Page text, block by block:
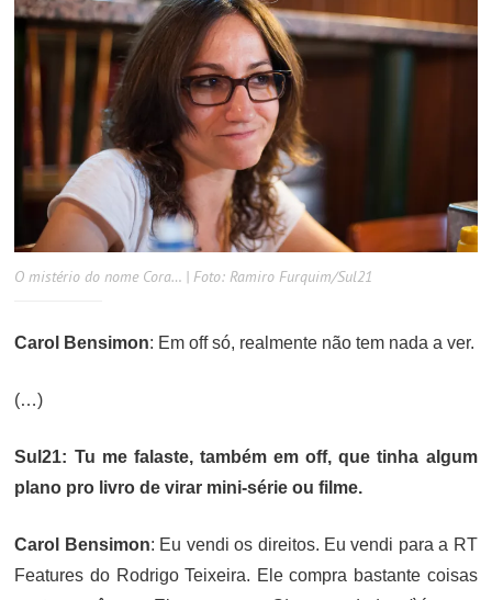
O mistério do nome Cora… | Foto: Ramiro Furquim/Sul21
Carol Bensimon: Em off só, realmente não tem nada a ver.
(…)
Sul21: Tu me falaste, também em off, que tinha algum
plano pro livro de virar mini-série ou filme.
Carol Bensimon: Eu vendi os direitos. Eu vendi para a RT
Features do Rodrigo Teixeira. Ele compra bastante coisas